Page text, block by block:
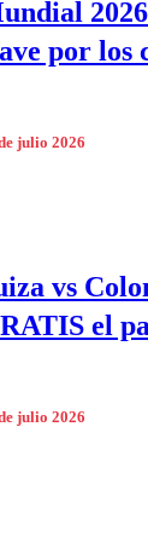
por los
julio 2026
vs
el
julio 2026